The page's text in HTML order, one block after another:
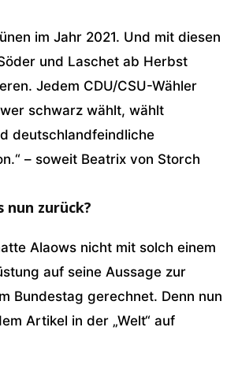
im Jahr 2021. Und mit diesen
und Laschet ab Herbst
Jedem CDU/CSU-Wähler
schwarz wählt, wählt
deutschlandfeindliche
– soweit Beatrix von Storch
nun zurück?
Alaows nicht mit solch einem
auf seine Aussage zur
Bundestag gerechnet. Denn nun
Artikel in der „Welt“ auf